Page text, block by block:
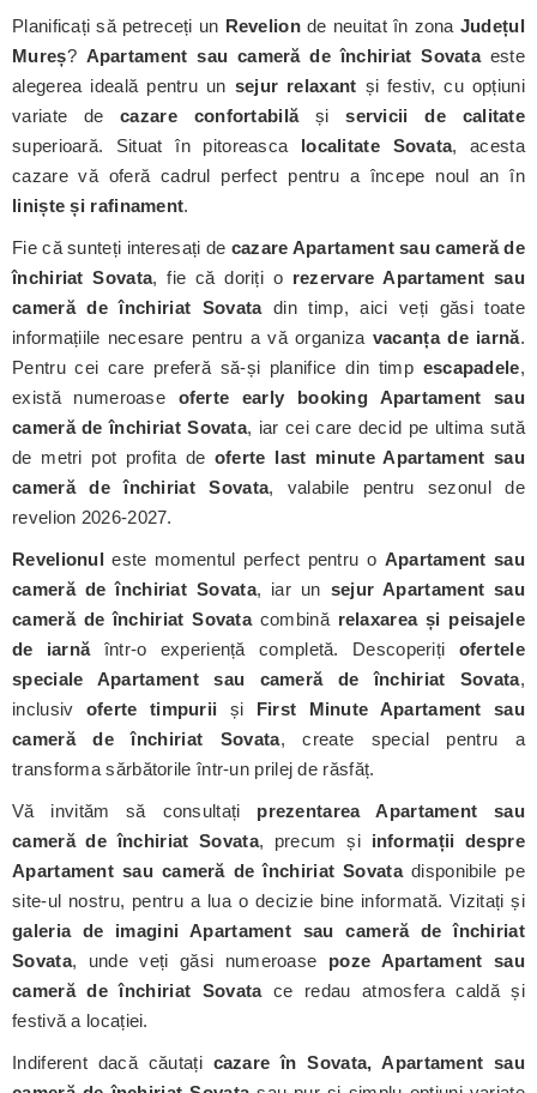
Planificați să petreceți un Revelionde neuitat în zona Județul
Mureș? Apartament sau cameră de închiriat Sovataeste
alegerea ideală pentru un sejur relaxant și festiv, cu opțiuni
variate decazare confortabilășiservicii de calitate
superioară. Situat în pitoreasca localitate Sovata, acesta
cazare vă oferă cadrul perfect pentru a începe noul an în
liniște și rafinament.
Fie că sunteți interesați de cazare Apartament sau cameră de
închiriat Sovata, fie că doriți o rezervare Apartament sau
cameră de închiriat Sovatadin timp, aici veți găsi toate
informațiile necesare pentru a vă organiza vacanța de iarnă.
Pentru cei care preferă să-și planifice din timp escapadele,
există numeroase oferte early booking Apartament sau
cameră de închiriat Sovata, iar cei care decid pe ultima sută
de metri pot profita de oferte last minute Apartament sau
cameră de închiriat Sovata, valabile pentru sezonul de
revelion 2026-2027.
Revelionul este momentul perfect pentru o Apartament sau
cameră de închiriat Sovata, iar un sejur Apartament sau
cameră de închiriat Sovatacombină relaxarea și peisajele
de iarnăîntr-o experiență completă. Descoperiți ofertele
speciale Apartament sau cameră de închiriat Sovata,
inclusiv oferte timpurii și First Minute Apartament sau
cameră de închiriat Sovata, create special pentru a
transforma sărbătorile într-un prilej de răsfăț.
Vă invităm să consultați prezentarea Apartament sau
cameră de închiriat Sovata, precum și informații despre
Apartament sau cameră de închiriat Sovatadisponibile pe
site-ul nostru, pentru a lua o decizie bine informată. Vizitați și
galeria de imagini Apartament sau cameră de închiriat
Sovata, unde veți găsi numeroase poze Apartament sau
cameră de închiriat Sovatace redau atmosfera caldă și
festivă a locației.
Indiferent dacă căutați cazare în Sovata, Apartament sau